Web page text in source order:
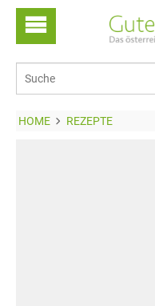
HOME REZEPTE